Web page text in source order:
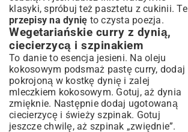
klasyki, spróbuj też pasztetu z cukinii. Te
przepisy na dynię to czysta poezja.
Wegetariańskie curry z dynią,
ciecierzycą i szpinakiem
To danie to esencja jesieni. Na oleju
kokosowym podsmaż pastę curry, dodaj
pokrojoną w kostkę dynię i zalej
mleczkiem kokosowym. Gotuj, aż dynia
zmięknie. Następnie dodaj ugotowaną
ciecierzycę i świeży szpinak. Gotuj
jeszcze chwilę, aż szpinak „zwiędnie”.